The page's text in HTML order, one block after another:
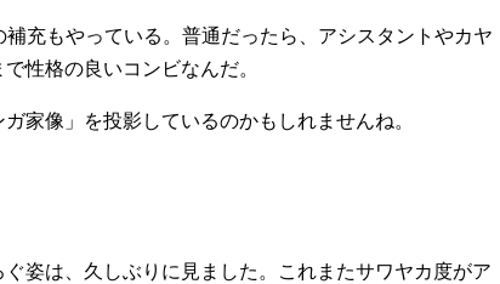
充もやっている。普通だったら、アシスタントやカヤ
性格の良いコンビなんだ。
家像」を投影しているのかもしれませんね。
姿は、久しぶりに見ました。これまたサワヤカ度がア